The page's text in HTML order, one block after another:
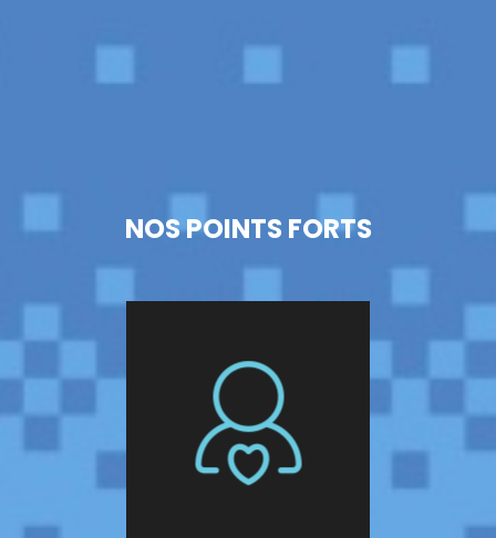
NOS POINTS FORTS